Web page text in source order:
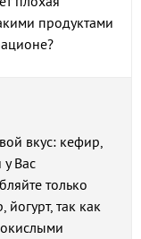
продуктами
вкус: кефир,
у Вас
только
так как